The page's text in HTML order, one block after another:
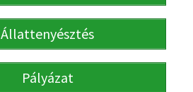
Állattenyésztés
Pályázat